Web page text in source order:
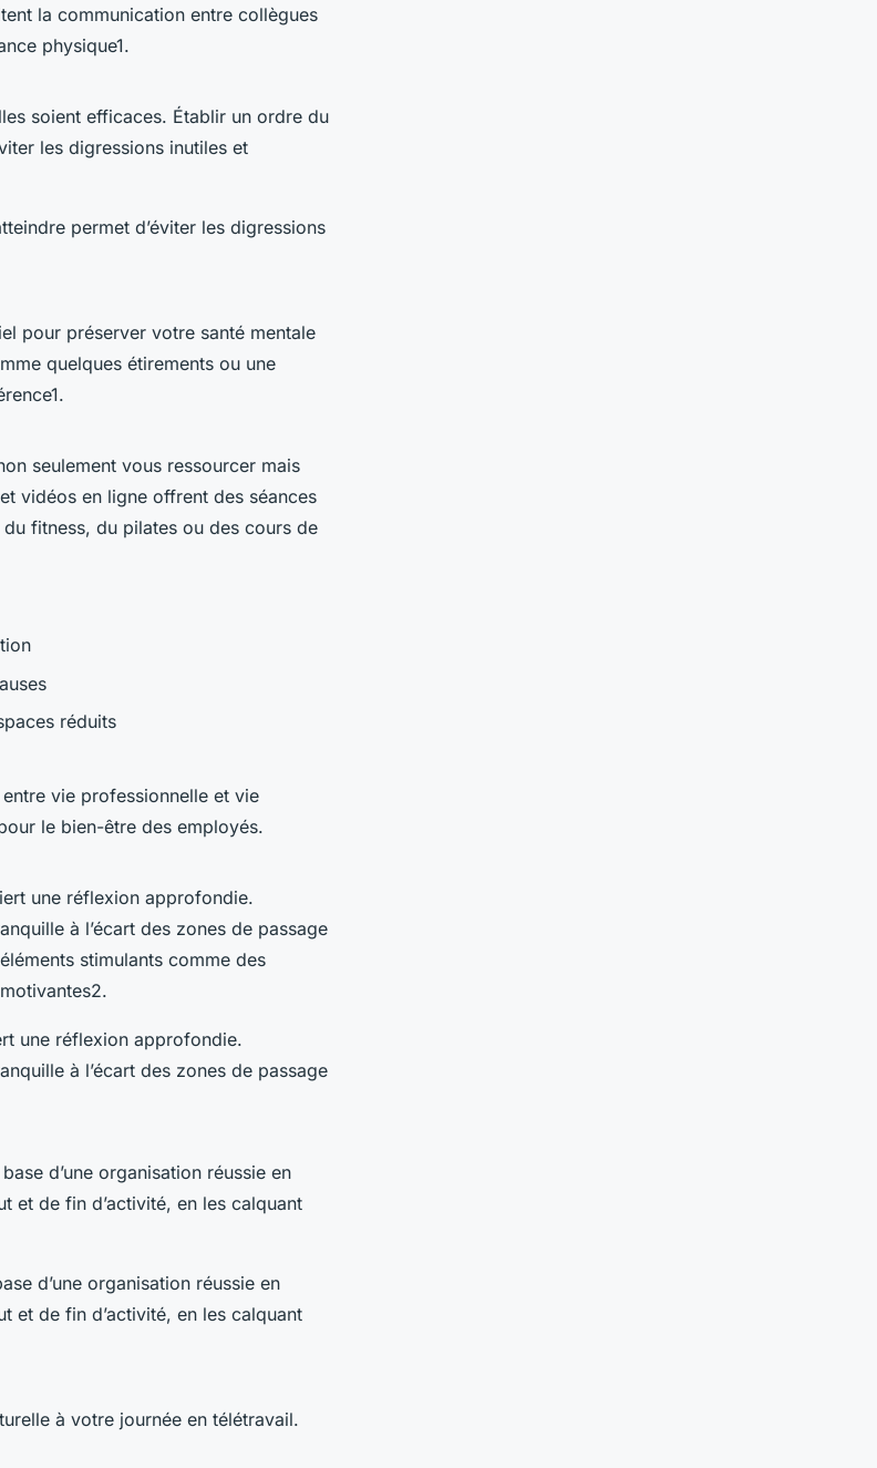
la communication entre collègues
physique1.
soient efficaces. Établir un ordre du
les digressions inutiles et
permet d’éviter les digressions
pour préserver votre santé mentale
quelques étirements ou une
seulement vous ressourcer mais
vidéos en ligne offrent des séances
fitness, du pilates ou des cours de
réduits
entre vie professionnelle et vie
le bien-être des employés.
une réflexion approfondie.
à l’écart des zones de passage
stimulants comme des
une réflexion approfondie.
à l’écart des zones de passage
d’une organisation réussie en
et de fin d’activité, en les calquant
d’une organisation réussie en
et de fin d’activité, en les calquant
à votre journée en télétravail.